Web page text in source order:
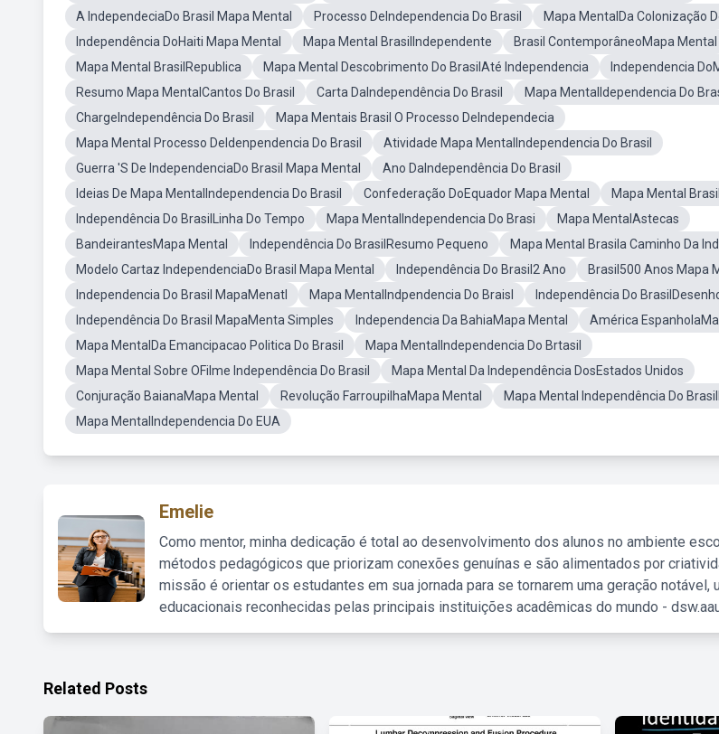
A IndependeciaDo Brasil Mapa Mental
Processo DeIndependencia Do Brasil
Mapa MentalDa Colonização
Independência DoHaiti Mapa Mental
Mapa Mental BrasilIndependente
Brasil ContemporâneoMapa Mental
Mapa Mental BrasilRepublica
Mapa Mental Descobrimento Do BrasilAté Independencia
Independencia
Resumo Mapa MentalCantos Do Brasil
Carta DaIndependência Do Brasil
Mapa MentalIdependencia Do
ChargeIndependência Do Brasil
Mapa Mentais Brasil O Processo DeIndependecia
Mapa Mental Processo DeIdenpendencia Do Brasil
Atividade Mapa MentalIndependencia Do Brasil
Guerra 'S De IndependenciaDo Brasil Mapa Mental
Ano DaIndependência Do Brasil
Ideias De Mapa MentalIndependencia Do Brasil
Confederação DoEquador Mapa Mental
Mapa Mental
Independência Do BrasilLinha Do Tempo
Mapa MentalIndependencia Do Brasi
Mapa MentalAstecas
BandeirantesMapa Mental
Independência Do BrasilResumo Pequeno
Mapa Mental Brasila Caminho Da
Modelo Cartaz IndependenciaDo Brasil Mapa Mental
Independência Do Brasil2 Ano
Brasil500 Anos Mapa
Independencia Do Brasil MapaMenatl
Mapa MentalIndpendencia Do Braisl
Independência Do
Independência Do Brasil MapaMenta Simples
Independencia Da BahiaMapa Mental
América
Mapa MentalDa Emancipacao Politica Do Brasil
Mapa MentalIndependencia Do Brtasil
Mapa Mental Sobre OFilme Independência Do Brasil
Mapa Mental Da Independência DosEstados Unidos
Conjuração BaianaMapa Mental
Revolução FarroupilhaMapa Mental
Mapa Mental Independência Do
Mapa MentalIndependencia Do EUA
Emelie
Como mentor, minha dedicação é total ao desenvolvimento dos alunos no ambiente
métodos pedagógicos que priorizam conexões genuínas e são alimentados por
missão é orientar os estudantes em sua jornada para se tornarem uma geração notável,
educacionais reconhecidas pelas principais instituições acadêmicas do mundo -
Related Posts